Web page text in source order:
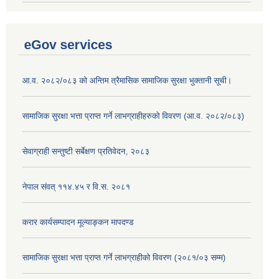
eGov services
आ.व. २०८२/०८३ को अन्तिम त्रैमासिक सामाजिक सुरक्षा भुक्तानी सूची।
सामाजिक सुरक्षा भत्ता प्राप्त गर्ने लाभग्राहीहरुको विवरण (आ.व. २०८२/०८३)
सेवाग्राही सन्तुष्टी सर्बेक्षण प्रतिवेदन, २०८३
नेपाल संवत् ११४.४५ र वि.स. २०८१
करार कार्यसम्पादन मूल्याङ्कन मापदण्ड
सामाजिक सुरक्षा भत्ता प्राप्त गर्ने लाभग्राहीको विवरण (२०८१/०३ सम्म)